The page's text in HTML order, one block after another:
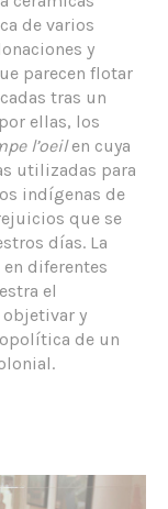
de varios
y
parecen flotar
tras un
ellas, los
l’oeilen cuya
utilizadas para
indígenas de
que se
días. La
diferentes
el
y
de un